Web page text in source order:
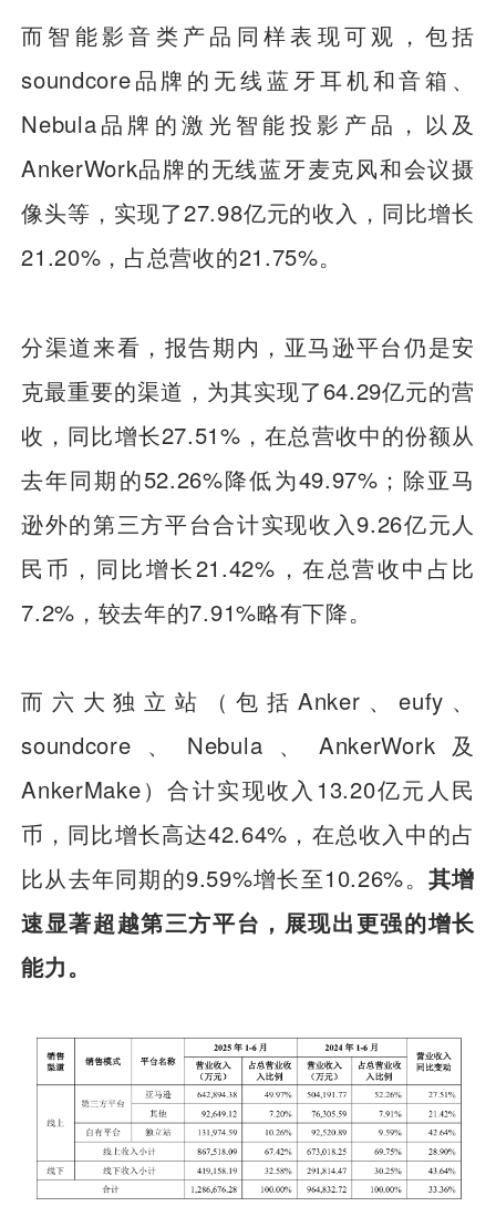
而智能影音类产品同样表现可观，包括
soundcore品牌的无线蓝牙耳机和音箱、
Nebula品牌的激光智能投影产品，以及
AnkerWork品牌的无线蓝牙麦克风和会议摄
像头等，实现了27.98亿元的收入，同比增长
21.20%，占总营收的21.75%。
分渠道来看，报告期内，亚马逊平台仍是安
克最重要的渠道，为其实现了64.29亿元的营
收，同比增长27.51%，在总营收中的份额从
去年同期的52.26%降低为49.97%；除亚马
逊外的第三方平台合计实现收入9.26亿元人
民币，同比增长21.42%，在总营收中 占比
7.2%，较去年的7.91%略有下降。
而六大独立站（包括Anker、eufy、
soundcore、Nebula、AnkerWork及
AnkerMake）合计实现收入13.20亿元人民
币，同比增长高达42.64%，在总收入中的占
比从去年同期的9.59%增长至10.26%。 其增
速显著超越第三方平台，展现出更强的增长
能力。